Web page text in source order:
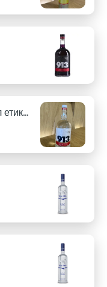
ВОДКА 913 ЧИСТА 700МЛ (бял етикет)